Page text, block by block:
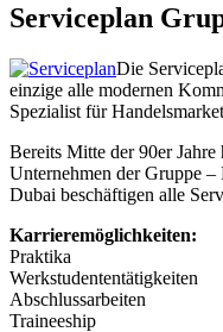
Serviceplan
Die
einzige alle modernen
Spezialist für
Bereits Mitte der 90er
Unternehmen der Gruppe
Dubai beschäftigen alle
Karrieremöglichkeiten:
Praktika
Werkstudententätigkeiten
Abschlussarbeiten
Traineeship